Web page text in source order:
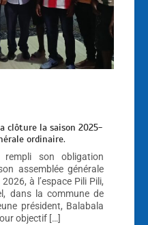
clôture la saison 2025-
ordinaire.
son obligation
assemblée générale
à l’espace Pili Pili,
dans la commune de
président, Balabala
objectif […]